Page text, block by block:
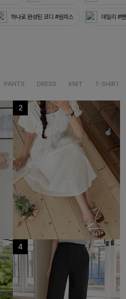
하나로 완성된 코디 #원피스 데일리 #
PANTS DRESS KNIT T-SHIRT